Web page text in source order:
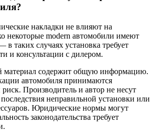
накладки не влияют на
некоторые modern автомобили имеют
в таких случаях установка требует
и консультации с дилером.
материал содержит общую информацию.
автомобиля принимаются
Производитель и автор не несут
последствия неправильной установки или
Юридические нормы могут
законодательства требует